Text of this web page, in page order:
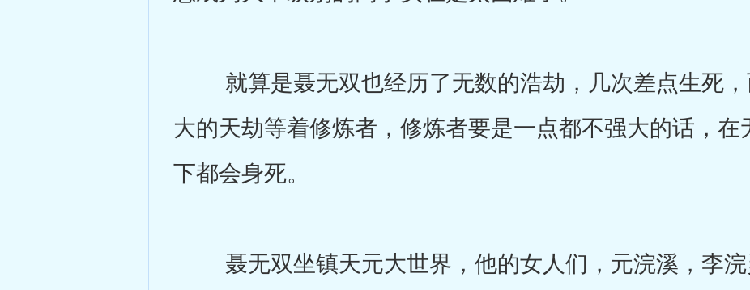
就算是聂无双也经历了无数的浩劫，几次差点生死，
大的天劫等着修炼者，修炼者要是一点都不强大的话，在
下都会身死。
聂无双坐镇天元大世界，他的女人们，元浣溪，李浣